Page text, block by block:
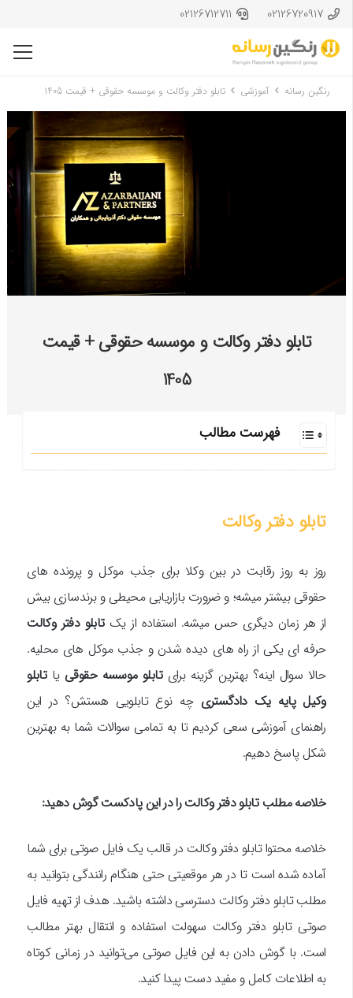
02126720917
02126712711
رنگین رسانه آموزشی تابلو دفتر وکالت و موسسه حقوقی + قیمت 1405
تابلو دفتر وکالت و موسسه حقوقی + قیمت
1405
فهرست مطالب
تابلو دفتر وکالت
روز به روز رقابت در بین وکلا برای جذب موکل و پرونده های
حقوقی بیشتر میشه؛ و ضرورت بازاریابی محیطی و برندسازی بیش
از هر زمان دیگری حس میشه. استفاده از یکتابلو دفتر وکالت
حرفه ای یکی از راه های دیده شدن و جذب موکل های محلیه.
حالا سوال اینه؟ بهترین گزینه برایتابلو موسسه حقوقییاتابلو
وکیل پایه یک دادگستری چه نوع تابلویی هستش؟ در این
راهنمای آموزشی سعی کردیم تا به تمامی سوالات شما به بهترین
شکل پاسخ دهیم.
خلاصه مطلب تابلو دفتر وکالت را در این پادکست گوش دهید:
خلاصه محتوا تابلو دفتر وکالت در قالب یک فایل صوتی برای شما
آماده شده است تا در هر موقعیتی حتی هنگام رانندگی بتوانید به
مطلب تابلو دفتر وکالت دسترسی داشته باشید. هدف از تهیه فایل
صوتی تابلو دفتر وکالت سهولت استفاده و انتقال بهتر مطالب
است. با گوش دادن به این فایل صوتی می‌توانید در زمانی کوتاه
به اطلاعات کامل و مفید دست پیدا کنید.